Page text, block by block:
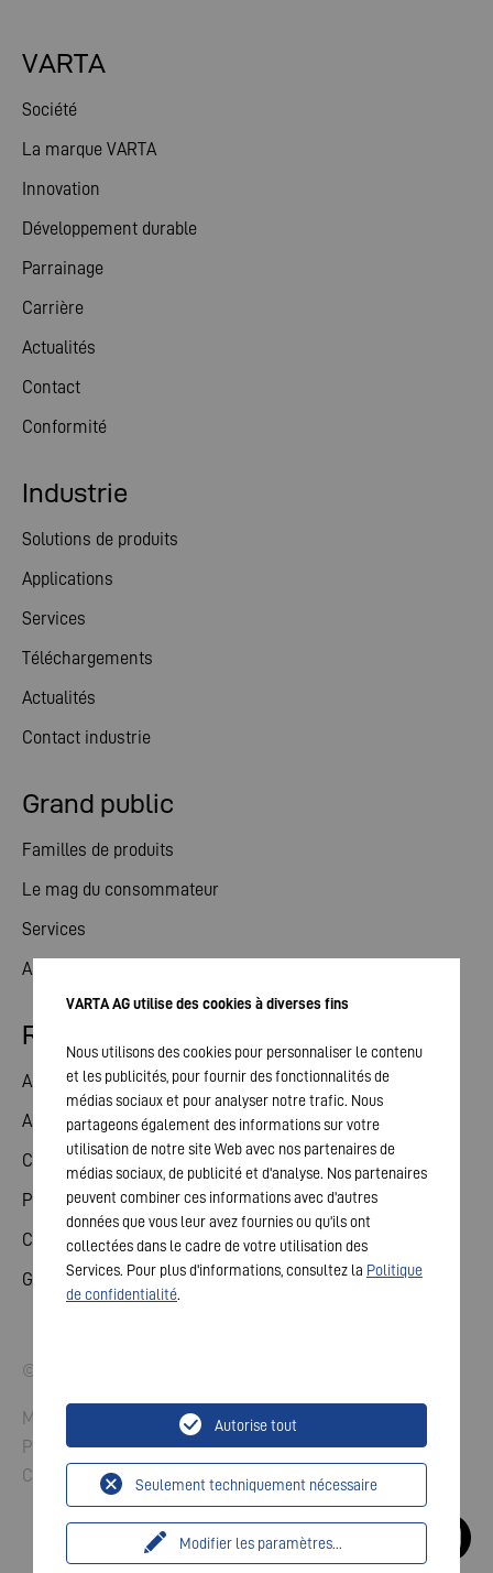
VARTA
Société
La marque VARTA
Innovation
Développement durable
Parrainage
Carrière
Actualités
Contact
Conformité
Grand public
Familles de produits
Le mag du consommateur
Services
Actualités
Industrie
Solutions de produits
Applications
Services
Téléchargements
Actualités
Contact industrie
Relations avec les investisseurs
Action
Assemblée générale
Calendrier financier
Publications
Contact investisseurs
Gouvernement d'entreprise
© 2026 VARTA AG. Tous droits réservés.
Mentions légales
Protection des données
Conditions générales
VARTA AG utilise des cookies à diverses fins
Nous utilisons des cookies pour personnaliser le contenu
et les publicités, pour fournir des fonctionnalités de
médias sociaux et pour analyser notre trafic. Nous
partageons également des informations sur votre
utilisation de notre site Web avec nos partenaires de
médias sociaux, de publicité et d'analyse. Nos partenaires
peuvent combiner ces informations avec d'autres
données que vous leur avez fournies ou qu'ils ont
collectées dans le cadre de votre utilisation des
Services. Pour plus d'informations, consultez la Politique
de confidentialité.
Modifier les paramètres...
Seulement techniquement nécessaire
Autorise tout